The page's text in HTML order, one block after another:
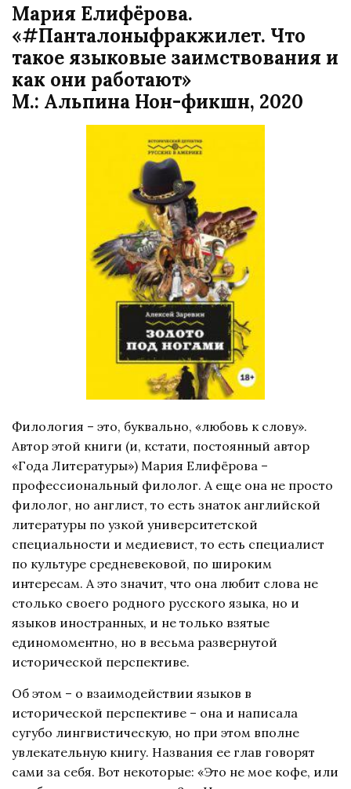
Мария Елифёрова.
«#Панталоныфракжилет. Что
такое языковые заимствования и
как они работают»
М.: Альпина Нон-фикшн, 2020
Филология – это, буквально, «любовь к слову».
Автор этой книги (и, кстати, постоянный автор
«Года Литературы») Мария Елифёрова –
профессиональный филолог. А еще она не просто
филолог, но англист, то есть знаток английской
литературы по узкой университетской
специальности и медиевист, то есть специалист
по культуре средневековой, по широким
интересам. А это значит, что она любит слова не
столько своего родного русского языка, но и
языков иностранных, и не только взятые
единомоментно, но в весьма развернутой
исторической перспективе.
Об этом – о взаимодействии языков в
исторической перспективе – она и написала
сугубо лингвистическую, но при этом вполне
увлекательную книгу. Названия ее глав говорят
сами за себя. Вот некоторые: «Это не мое кофе, или